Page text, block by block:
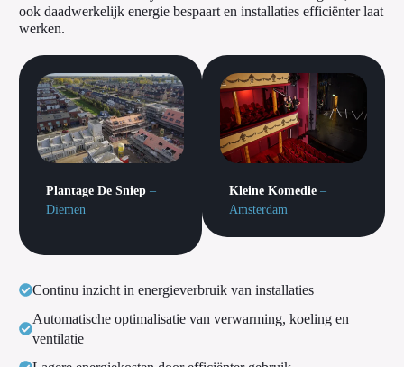
ook daadwerkelijk energie bespaart en installaties efficiënter laat
werken.
Plantage De Sniep–
Diemen
Kleine Komedie –
Amsterdam
Continu inzicht in energieverbruik van installaties
Automatische optimalisatie van verwarming, koeling en
ventilatie